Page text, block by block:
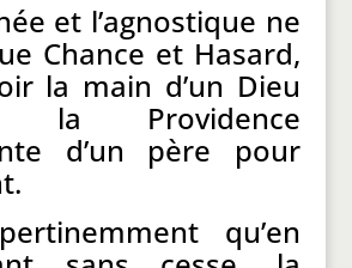
et l’agnostique ne
Chance et Hasard,
la main d’un Dieu
la Providence
d’un père pour
qu’en